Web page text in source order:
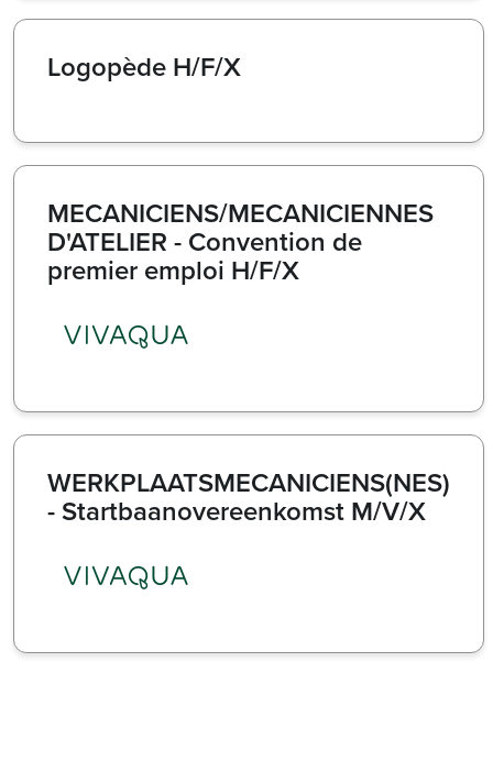
Logopède H/F/X
MECANICIENS/MECANICIENNES
D'ATELIER - Convention de
premier emploi H/F/X
WERKPLAATSMECANICIENS(NES)
- Startbaanovereenkomst M/V/X